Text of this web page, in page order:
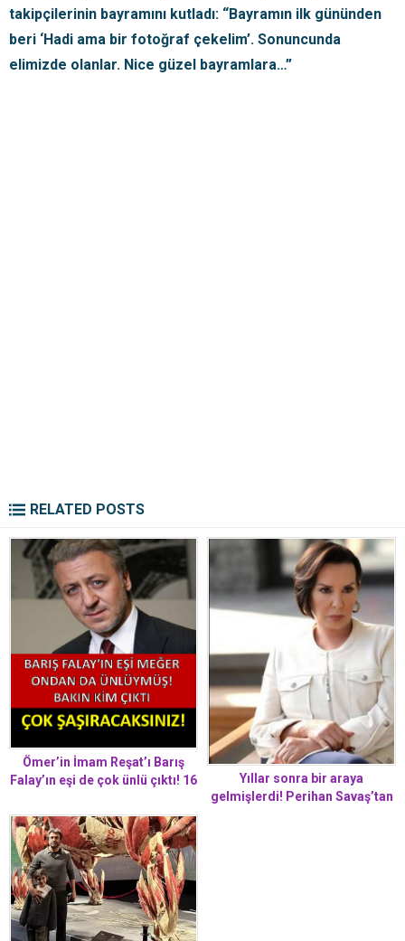
takipçilerinin bayramını kutladı: “Bayramın ilk gününden
beri ‘Hadi ama bir fotoğraf çekelim’. Sonuncunda
elimizde olanlar. Nice güzel bayramlara…”
RELATED POSTS
Ömer’in İmam Reşat’ı Barış
Falay’ın eşi de çok ünlü çıktı! 16
Yıllar sonra bir araya
gelmişlerdi! Perihan Savaş’tan